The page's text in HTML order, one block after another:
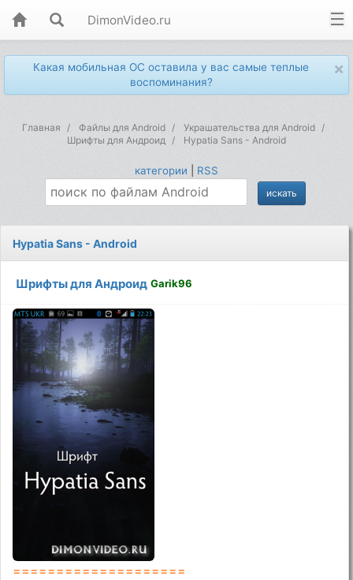
DimonVideo.ru
×
Какая мобильная ОС оставила у вас самые теплые
воспоминания?
Главная Файлы для Android
Украшательства для Android
Шрифты для Андроид
Hypatia Sans - Android
категории RSS
Hypatia Sans - Android
Шрифты для Андроид Garik96
====================